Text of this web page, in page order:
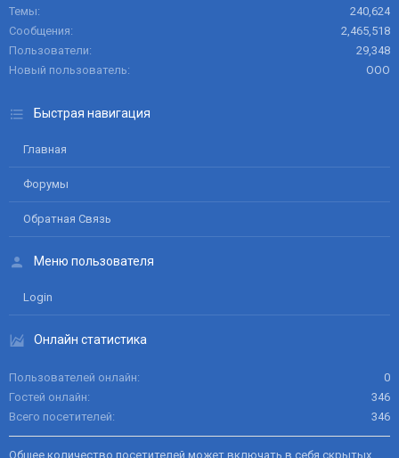
Темы
240,624
Сообщения
2,465,518
Пользователи
29,348
Новый пользователь
ООО
Быстрая навигация
Главная
Форумы
Обратная Связь
Меню пользователя
Login
Онлайн статистика
Пользователей онлайн
0
Гостей онлайн
346
Всего посетителей
346
Общее количество посетителей может включать в себя скрытых